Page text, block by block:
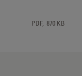
PDF, 870 KB